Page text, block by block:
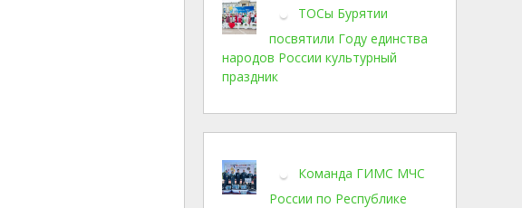
ТОСы Бурятии
посвятили Году единства
народов России культурный
праздник
Команда ГИМС МЧС
России по Республике